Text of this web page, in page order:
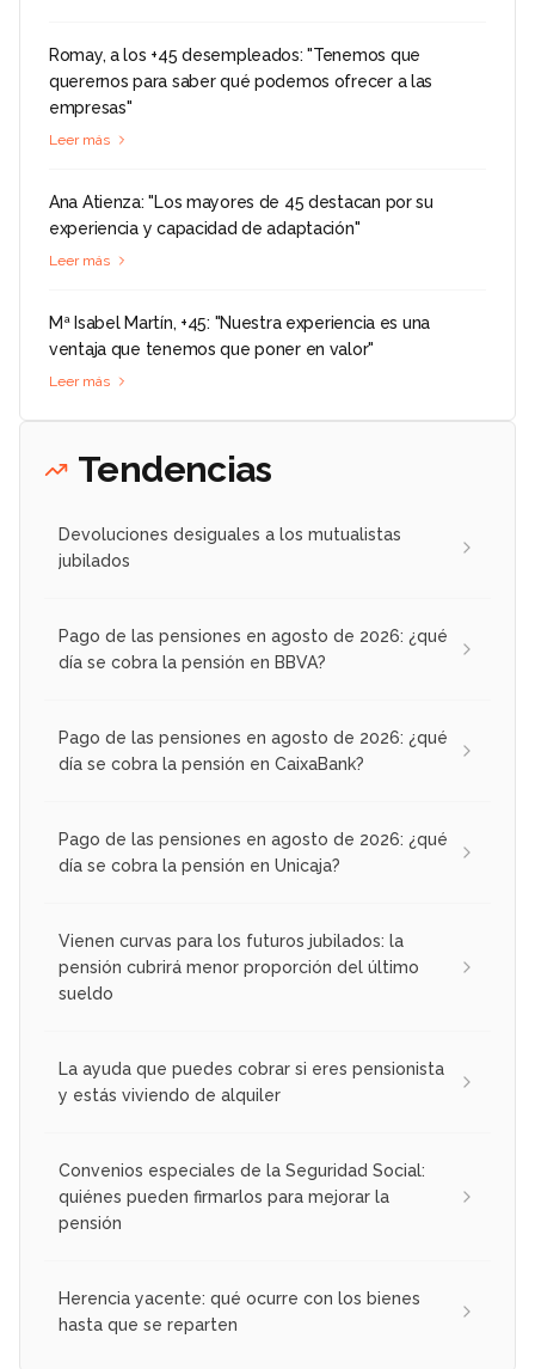
Romay, a los +45 desempleados: "Tenemos que
querernos para saber qué podemos ofrecer a las
empresas"
Leer más
Ana Atienza: "Los mayores de 45 destacan por su
experiencia y capacidad de adaptación"
Leer más
Mª Isabel Martín, +45: "Nuestra experiencia es una
ventaja que tenemos que poner en valor"
Leer más
Tendencias
Devoluciones desiguales a los mutualistas
jubilados
Pago de las pensiones en agosto de 2026: ¿qué
día se cobra la pensión en BBVA?
Pago de las pensiones en agosto de 2026: ¿qué
día se cobra la pensión en CaixaBank?
Pago de las pensiones en agosto de 2026: ¿qué
día se cobra la pensión en Unicaja?
Vienen curvas para los futuros jubilados: la
pensión cubrirá menor proporción del último
sueldo
La ayuda que puedes cobrar si eres pensionista
y estás viviendo de alquiler
Convenios especiales de la Seguridad Social:
quiénes pueden firmarlos para mejorar la
pensión
Herencia yacente: qué ocurre con los bienes
hasta que se reparten